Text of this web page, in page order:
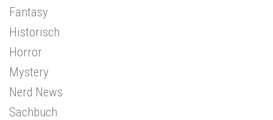
Fantasy
Historisch
Horror
Mystery
Nerd News
Sachbuch